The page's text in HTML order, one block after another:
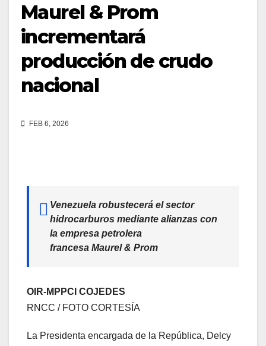
Maurel & Prom
incrementará
producción de crudo
nacional
FEB 6, 2026
Venezuela robustecerá el sector
hidrocarburos mediante alianzas con
la empresa petrolera
francesa Maurel & Prom
OIR-MPPCI COJEDES
RNCC / FOTO CORTESÍA
La Presidenta encargada de la República, Delcy